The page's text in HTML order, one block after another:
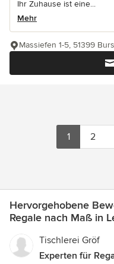
Ihr Zuhause ist eine...
Mehr
Massiefen 1-5, 51399
1 2
Hervorgehobene
Regale nach Maß in
Tischlerei Gröf
Experten für